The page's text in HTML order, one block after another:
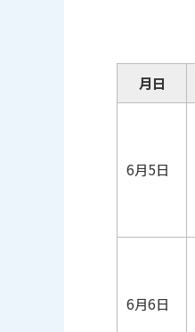
月日
6月5日
6月6日